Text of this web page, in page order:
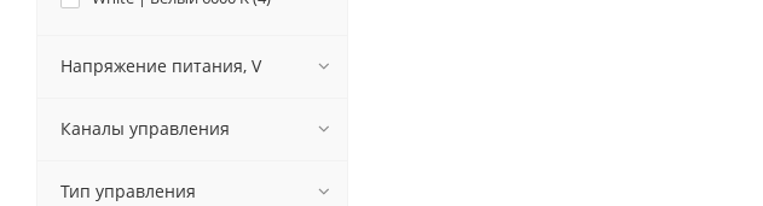
Напряжение питания, V
Каналы управления
Тип управления